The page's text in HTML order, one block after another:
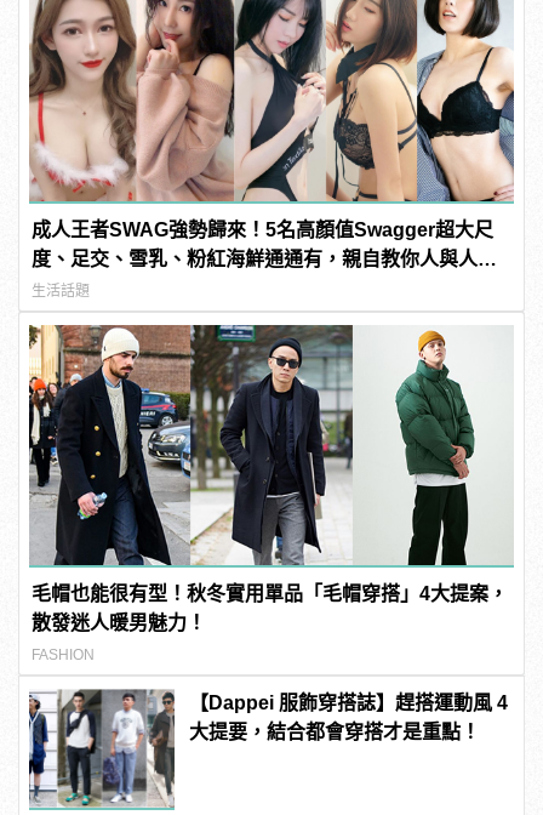
成人王者SWAG強勢歸來！5名高顏值Swagger超大尺
度、足交、雪乳、粉紅海鮮通通有，親自教你人與人的
連結！ | manfashion這樣變型男
生活話題
毛帽也能很有型！秋冬實用單品「毛帽穿搭」4大提案，
散發迷人暖男魅力！
FASHION
【Dappei 服飾穿搭誌】趕搭運動風 4
大提要，結合都會穿搭才是重點！